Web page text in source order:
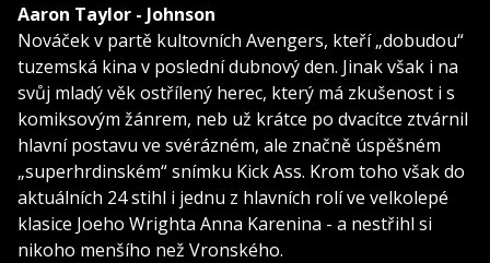
Aaron Taylor - Johnson
Nováček v partě kultovních Avengers, kteří „dobudou“
tuzemská kina v poslední dubnový den. Jinak však i na
svůj mladý věk ostřílený herec, který má zkušenost i s
komiksovým žánrem, neb už krátce po dvacítce ztvárnil
hlavní postavu ve svérázném, ale značně úspěšném
„superhrdinském“ snímku Kick Ass. Krom toho však do
aktuálních 24 stihl i jednu z hlavních rolí ve velkolepé
klasice Joeho Wrighta Anna Karenina - a nestřihl si
nikoho menšího než Vronského.